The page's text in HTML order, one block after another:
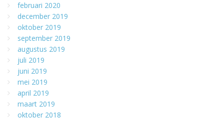
februari 2020
december 2019
oktober 2019
september 2019
augustus 2019
juli 2019
juni 2019
mei 2019
april 2019
maart 2019
oktober 2018